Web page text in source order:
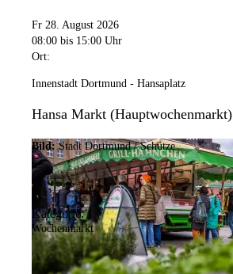
Fr 28. August 2026
08:00 bis 15:00 Uhr
Ort:
Innenstadt Dortmund - Hansaplatz
Hansa Markt (Hauptwochenmarkt)
Bild: Stadt Dortmund / Schütze
Kategorie:
Wochenmarkt